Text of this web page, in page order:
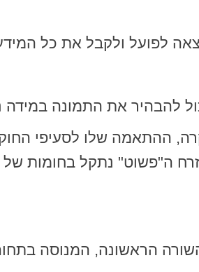
לפועל ולקבל את כל
להבהיר את התמונה במידה
ההתאמה שלו לסעיפי החוק
ה"פשוט" נתקל בחומות של
הראשונה, המנוסה